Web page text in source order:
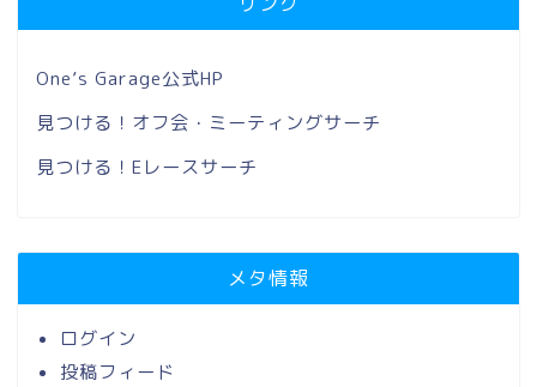
One’s Garage公式HP
見つける！オフ会・ミーティングサーチ
見つける！Eレースサーチ
メタ情報
ログイン
投稿フィード